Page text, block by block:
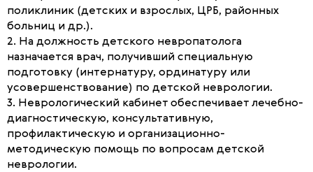
поликлиник (детских и взрослых, ЦРБ, районных
больниц и др.).
2. На должность детского невропатолога
назначается врач, получивший специальную
подготовку (интернатуру, ординатуру или
усовершенствование) по детской неврологии.
3. Неврологический кабинет обеспечивает лечебно-
диагностическую, консультативную,
профилактическую и организационно-
методическую помощь по вопросам детской
неврологии.